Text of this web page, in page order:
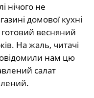
нічого не
домової кухні
весняний
На жаль, читачі
нам цю
салат